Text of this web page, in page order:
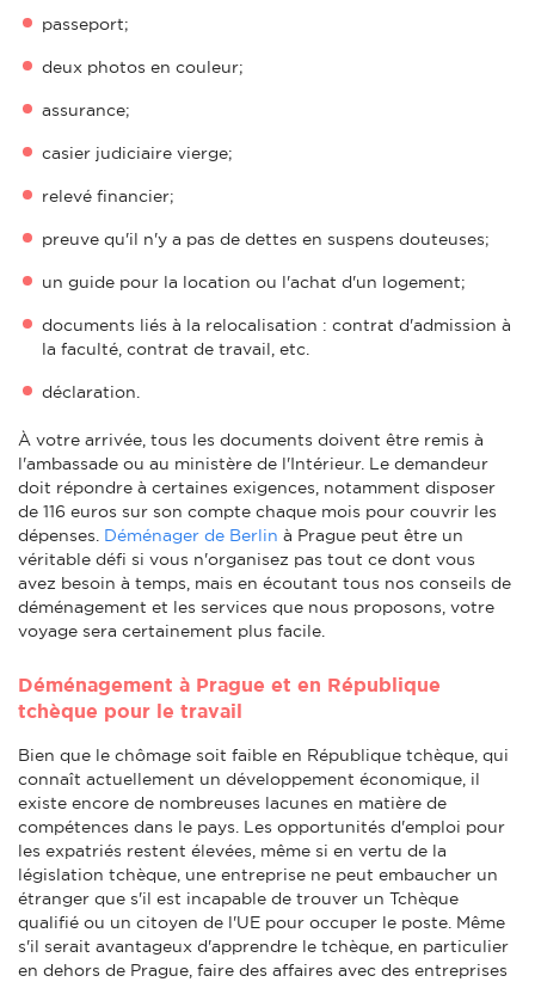
passeport;
deux photos en couleur;
assurance;
casier judiciaire vierge;
relevé financier;
preuve qu'il n'y a pas de dettes en suspens douteuses;
un guide pour la location ou l'achat d'un logement;
documents liés à la relocalisation : contrat d'admission à
la faculté, contrat de travail, etc.
déclaration.
À votre arrivée, tous les documents doivent être remis à
l'ambassade ou au ministère de l'Intérieur. Le demandeur
doit répondre à certaines exigences, notamment disposer
de 116 euros sur son compte chaque mois pour couvrir les
dépenses. Déménager de Berlin à Prague peut être un
véritable défi si vous n'organisez pas tout ce dont vous
avez besoin à temps, mais en écoutant tous nos conseils de
déménagement et les services que nous proposons, votre
voyage sera certainement plus facile.
Déménagement à Prague et en République
tchèque pour le travail
Bien que le chômage soit faible en République tchèque, qui
connaît actuellement un développement économique, il
existe encore de nombreuses lacunes en matière de
compétences dans le pays. Les opportunités d'emploi pour
les expatriés restent élevées, même si en vertu de la
législation tchèque, une entreprise ne peut embaucher un
étranger que s'il est incapable de trouver un Tchèque
qualifié ou un citoyen de l'UE pour occuper le poste. Même
s'il serait avantageux d'apprendre le tchèque, en particulier
en dehors de Prague, faire des affaires avec des entreprises